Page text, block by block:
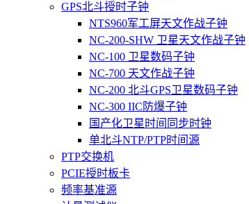
GPS北斗授时子钟
NTS960军工屏天文作战子钟
NC-200-SHW 卫星天文作战子钟
NC-100 卫星数码子钟
NC-700 天文作战子钟
NC-200 北斗GPS卫星数码子钟
NC-300 IIC防爆子钟
国产化卫星时间同步时钟
单北斗NTP/PTP时间源
PTP交换机
PCIE授时板卡
频率基准源